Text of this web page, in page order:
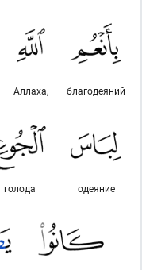
благодеяний
Аллаха,
одеяние
голода